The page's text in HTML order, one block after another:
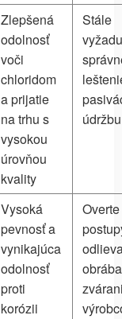
Zlepšená
odolnosť
voči
chloridom
a prijatie
na trhu s
vysokou
úrovňou
kvality
Stále
údržbu
Vysoká
pevnosť a
vynikajúca
odolnosť
proti
korózii